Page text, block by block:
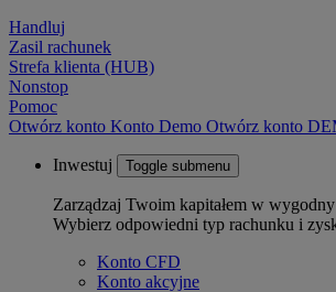
Handluj
Zasil rachunek
Strefa klienta (HUB)
Nonstop
Pomoc
Otwórz konto Konto Demo Otwórz konto
Inwestuj Toggle submenu
Zarządzaj Twoim kapitałem w wygodny
Wybierz odpowiedni typ rachunku i
Konto CFD
Konto akcyjne